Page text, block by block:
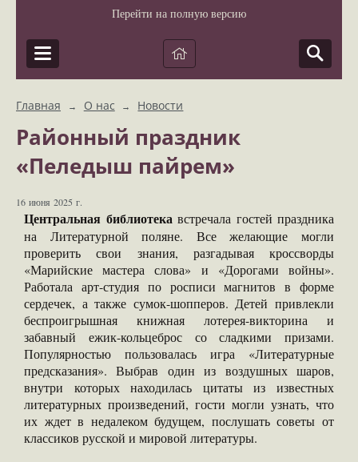
Перейти на полную версию
Главная → О нас → Новости
Районный праздник
«Пеледыш пайрем»
16 июня 2025 г.
Центральная библиотекавстречала гостей праздника
на Литературной поляне. Все желающие могли
проверить свои знания, разгадывая кроссворды
«Марийские мастера слова» и «Дорогами войны».
Работала арт-студия по росписи магнитов в форме
сердечек, а также сумок-шопперов. Детей привлекли
беспроигрышная книжная лотерея-викторина и
забавный ежик-кольцеброс со сладкими призами.
Популярностью пользовалась игра «Литературные
предсказания». Выбрав один из воздушных шаров,
внутри которых находилась цитаты из известных
литературных произведений, гости могли узнать, что
их ждет в недалеком будущем, послушать советы от
классиков русской и мировой литературы.